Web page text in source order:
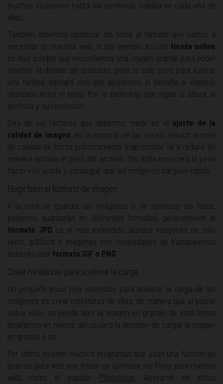
muchas ocasiones habrá ido perdiendo calidad en cada una de
ellas.
También debemos optimizar las fotos al tamaño que vamos a
necesitar en nuestra web, si por ejemplo es una tienda online
es muy posible que necesitemos una imagen grande para poder
mostrar el detalle del producto, pero si solo sirve para ilustrar
una noticia, bastará con que ajustemos el tamaño al espacio
dedicado entre el texto. Por lo tanto hay que vigilar la altura, la
anchura y su resolución.
Otro de los factores que debemos medir es el ajuste de la
calidad de imagen, en la mayoría de las veces, reducir el nivel
de calidad de forma prácticamente inapreciable va a reducir de
manera notable el peso del archivo. Sin duda merecerá la pena
hacer ese ajuste y conseguir que las imágenes carguen rápido.
Elegir bien el formato de imagen
A la hora de guardar las imágenes o de optimizar las fotos,
podemos guardarlas en diferentes formatos, generalmente el
formato JPG es el más extendido, aunque imágenes de sólo
texto, gráficos o imágenes con necesidades de transparencia
deberán usar formato GIF o PNG
Crear miniaturas para acelerar la carga
Un pequeño truco muy extendido para acelerar la carga de las
imágenes es crear miniaturas de ellas, de manera que al pulsar
sobre ellas, se pueda abrir la imagen en grande, de esta forma
dejaremos en manos del usuario la decisión de cargar la imagen
en grande o no.
Por último existen muchos programas que usan una función de
guardar para web que tratan de optimizar las fotos para nuestra
web, como el popular Photoshop . Apoyarse en estas